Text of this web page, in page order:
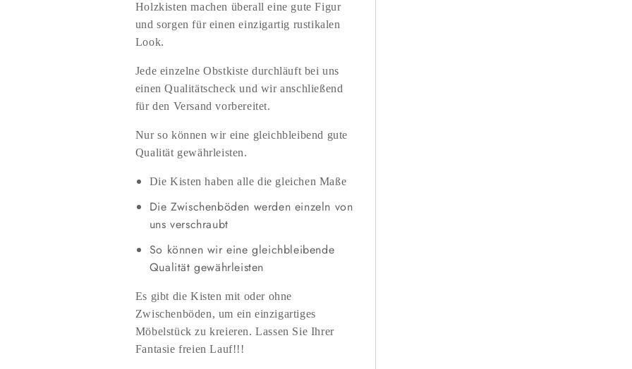
Holzkisten machen überall eine gute Figur
und sorgen für einen einzigartig rustikalen
Look.
Jede einzelne Obstkiste durchläuft bei uns
einen Qualitätscheck und wir anschließend
für den Versand vorbereitet.
Nur so können wir eine gleichbleibend gute
Qualität gewährleisten.
Die Kisten haben alle die gleichen Maße
Die Zwischenböden werden einzeln von
uns verschraubt
So können wir eine gleichbleibende
Qualität gewährleisten
Es gibt die Kisten mit oder ohne
Zwischenböden, um ein einzigartiges
Möbelstück zu kreieren. Lassen Sie Ihrer
Fantasie freien Lauf!!!